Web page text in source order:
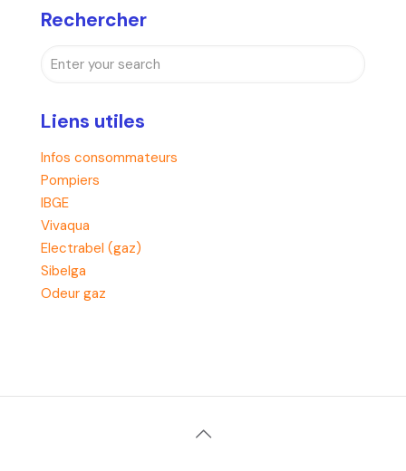
Rechercher
Liens utiles
Infos consommateurs
Pompiers
IBGE
Vivaqua
Electrabel (gaz)
Sibelga
Odeur gaz